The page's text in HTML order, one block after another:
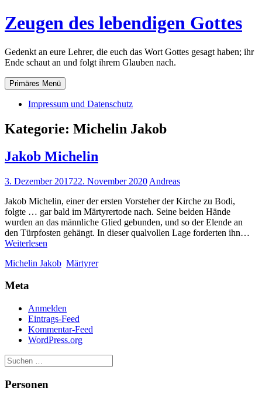
Zum
Inhalt
Zeugen des lebendigen Gottes
Gedenkt an eure Lehrer, die euch das Wort Gottes gesagt haben; ihr
Ende schaut an und folgt ihrem Glauben nach.
Primäres Menü
Impressum und Datenschutz
Kategorie: Michelin Jakob
Jakob Michelin
3. Dezember 201722. November 2020 Andreas
Jakob Michelin, einer der ersten Vorsteher der Kirche zu Bodi,
folgte … gar bald im Märtyrertode nach. Seine beiden Hände
wurden an das männliche Glied gebunden, und so der Elende an
den Türpfosten gehängt. In dieser qualvollen Lage forderten ihn…
Weiterlesen
Michelin Jakob Märtyrer
Meta
Anmelden
Eintrags-Feed
Kommentar-Feed
WordPress.org
Personen